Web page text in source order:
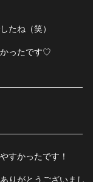
たね（笑）
ったです♡
すかったです！